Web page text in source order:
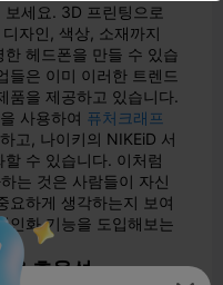
세요. 3D 프린팅으로
자인, 색상, 소재까지
헤드폰을 만들 수 있습
들은 이미 이러한 트렌드
품을 제공하고 있습니다.
사용하여 퓨처크래프
고, 나이키의 NIKEiD 서
수 있습니다. 이처럼
는 것은 사람들이 자신
요하게 생각하는지 보여
인화 기능을 도입해보는
용 효율성